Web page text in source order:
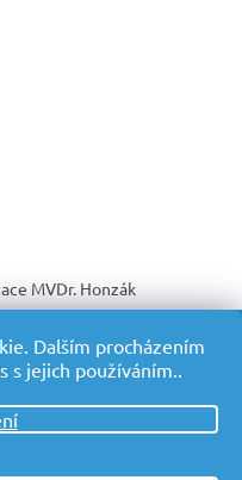
Dalším procházením
s jejich používáním..
MVDr. Honzák